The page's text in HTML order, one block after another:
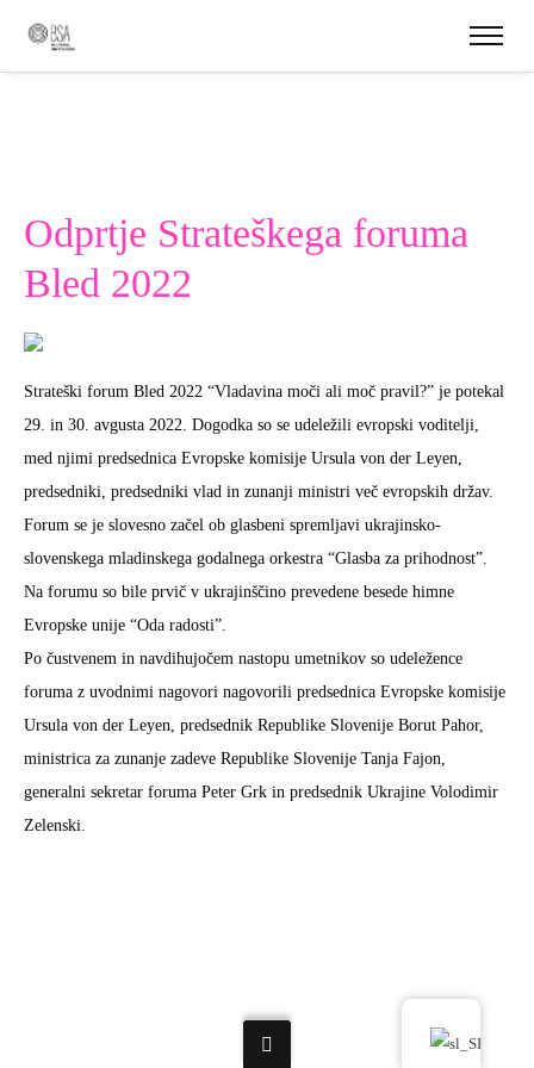
Odprtje Strateškega foruma
Bled 2022
Strateški forum Bled 2022 “Vladavina moči ali moč pravil?” je potekal
29. in 30. avgusta 2022. Dogodka so se udeležili evropski voditelji,
med njimi predsednica Evropske komisije Ursula von der Leyen,
predsedniki, predsedniki vlad in zunanji ministri več evropskih držav.
Forum se je slovesno začel ob glasbeni spremljavi ukrajinsko-
slovenskega mladinskega godalnega orkestra “Glasba za prihodnost”.
Na forumu so bile prvič v ukrajinščino prevedene besede himne
Evropske unije “Oda radosti”.
Po čustvenem in navdihujočem nastopu umetnikov so udeležence
foruma z uvodnimi nagovori nagovorili predsednica Evropske komisije
Ursula von der Leyen, predsednik Republike Slovenije Borut Pahor,
ministrica za zunanje zadeve Republike Slovenije Tanja Fajon,
generalni sekretar foruma Peter Grk in predsednik Ukrajine Volodimir
Zelenski.